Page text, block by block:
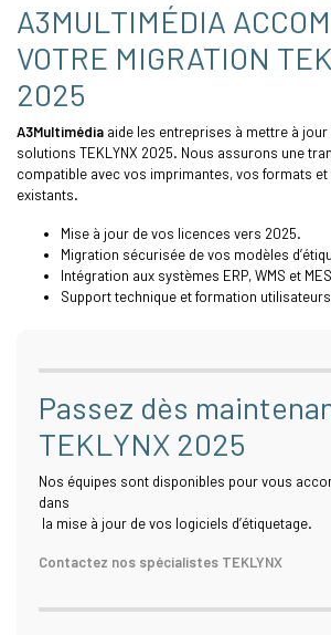
A3MULTIMÉDIA
VOTRE MIGRATION
2025
A3Multimédia aide les entreprises à mettre à
solutions TEKLYNX 2025. Nous assurons une
compatible avec vos imprimantes, vos formats
existants.
Mise à jour de vos licences vers 2025.
Migration sécurisée de vos modèles
Intégration aux systèmes ERP, WMS et
Support technique et formation
Passez dès
TEKLYNX 2025
Nos équipes sont disponibles pour vous
dans
la mise à jour de vos logiciels d’étiquetage.
Contactez nos spécialistes TEKLYNX